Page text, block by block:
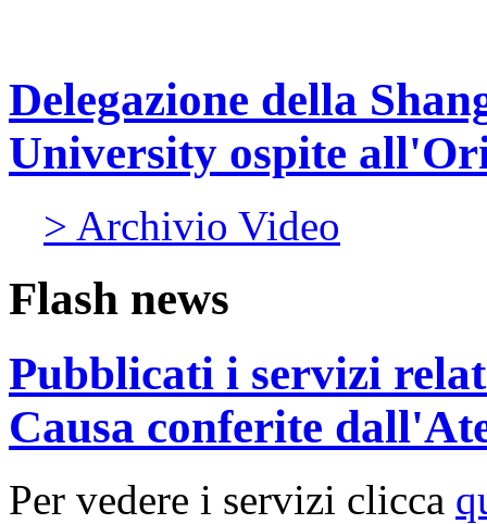
Delegazione della
University ospite
> Archivio Video
Flash news
Pubblicati i servizi
Causa conferite
Per vedere i servizi clicca